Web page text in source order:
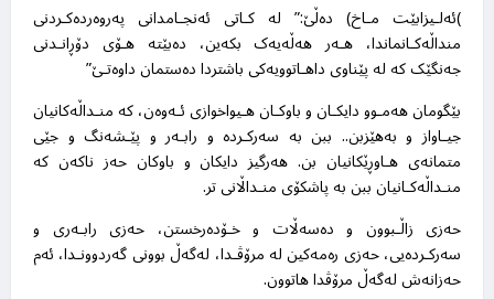
(ئەلـیزابێت مـاخ) دەڵێ:” لە کـاتی ئەنجـامدانی پەروەردەکـردنی
منداڵەکـانماندا، هـەر هەڵەیەک بکەین، دەبێتە هـۆی دۆڕانـدنی
جەنگێک کە لە پێناوی داهـاتوویەکی باشتردا دەستمان داوەتـێ”
بێگومان هەمـوو دایکـان و باوکـان هـیواخوازی ئـەوەن، کە منـداڵەکانیان
جیـاواز و بەهێزبن.. ببن بە سەرکـردە و رابـەر و پێـشەنگ و جێی
متمانەی هـاوڕێکانیان بن. هەرگیز دایکان و باوکان حەز ناکەن کە
منـداڵەکـانیان ببن بە پاشکۆی منـداڵانی تر.
حەزی زاڵـبوون و دەسەڵات و خـۆدەرخستن، حەزی رابـەری و
سەرکـردەیی، حەزی رەمەکین لە مرۆڤـدا، لەگەڵ بوونی گەردوونـدا، ئەم
حەزانەش لەگەڵ مرۆڤدا هاتوون.